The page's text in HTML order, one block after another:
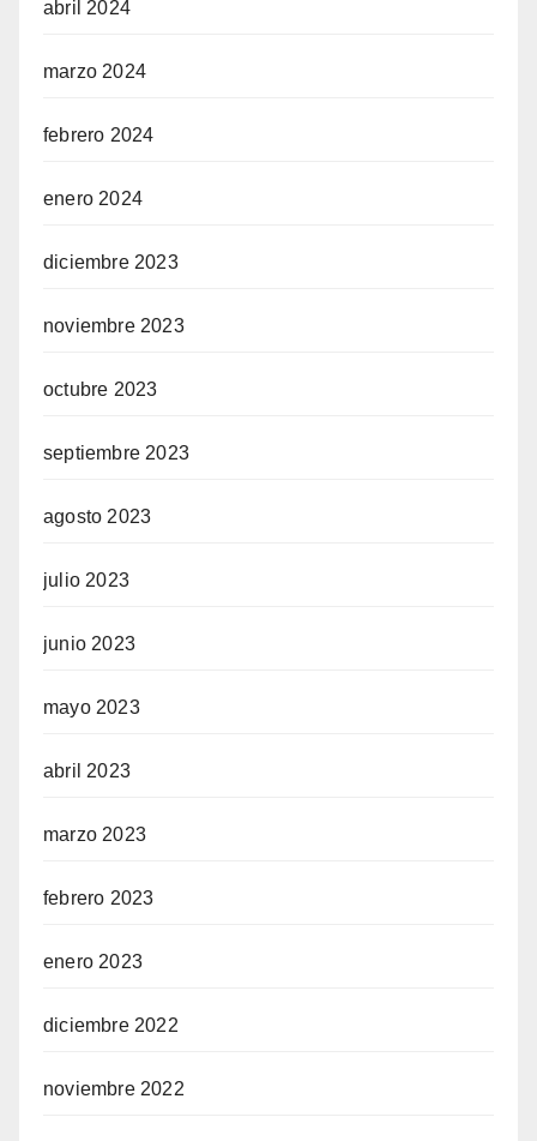
abril 2024
marzo 2024
febrero 2024
enero 2024
diciembre 2023
noviembre 2023
octubre 2023
septiembre 2023
agosto 2023
julio 2023
junio 2023
mayo 2023
abril 2023
marzo 2023
febrero 2023
enero 2023
diciembre 2022
noviembre 2022